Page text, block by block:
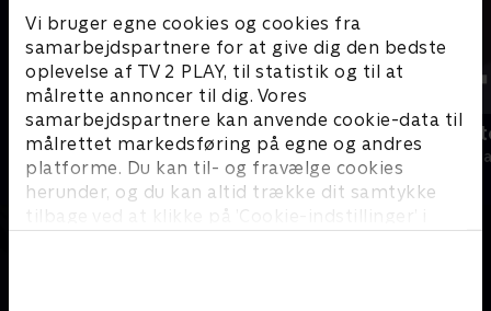
Vi bruger egne cookies og cookies fra
samarbejdspartnere for at give dig den bedste
oplevelse af TV 2 PLAY, til statistik og til at
målrette annoncer til dig. Vores
samarbejdspartnere kan anvende cookie-data til
målrettet markedsføring på egne og andres
platforme. Du kan til- og fravælge cookies
herunder, og du kan altid trække dit samtykke
tilbage ved at klikke på ’Cookie-indstillinger’ i
19 News
Nyheder Nyheder &